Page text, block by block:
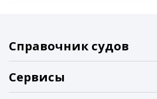
Справочник судов
Сервисы